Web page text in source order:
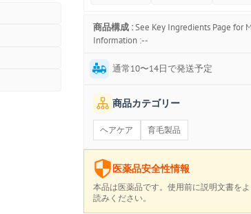
商品構成 : See Key Ingredients Page for
Information :--
通常10〜14日で発送予定
商品カテゴリー
ヘアケア 育毛製品
医薬品安全性情報
本品は医薬品です。使用前に説明文書を
読みください。